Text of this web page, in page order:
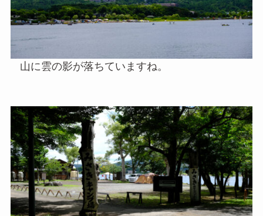
山に雲の影が落ちていますね。